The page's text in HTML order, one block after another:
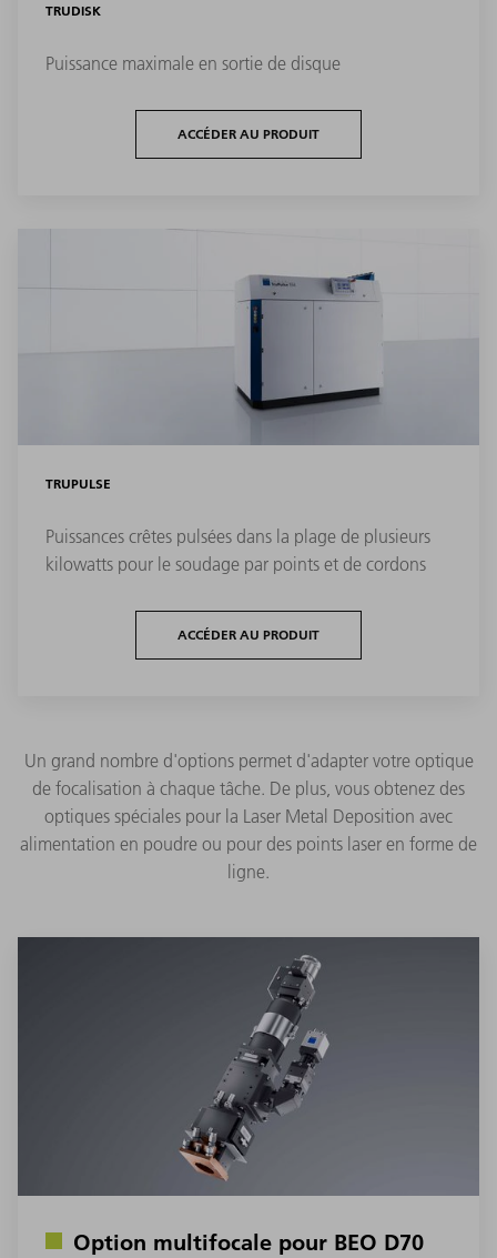
TRUDISK
Puissance maximale en sortie de disque
ACCÉDER AU PRODUIT
TRUPULSE
Puissances crêtes pulsées dans la plage de plusieurs
kilowatts pour le soudage par points et de cordons
ACCÉDER AU PRODUIT
Un grand nombre d'options permet d'adapter votre optique
de focalisation à chaque tâche. De plus, vous obtenez des
optiques spéciales pour la Laser Metal Deposition avec
alimentation en poudre ou pour des points laser en forme de
ligne.
Option multifocale pour BEO D70